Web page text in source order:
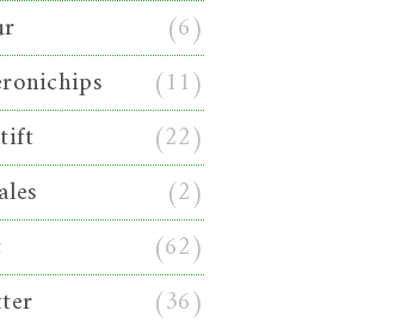
(6)
(11)
(22)
(2)
(62)
(36)